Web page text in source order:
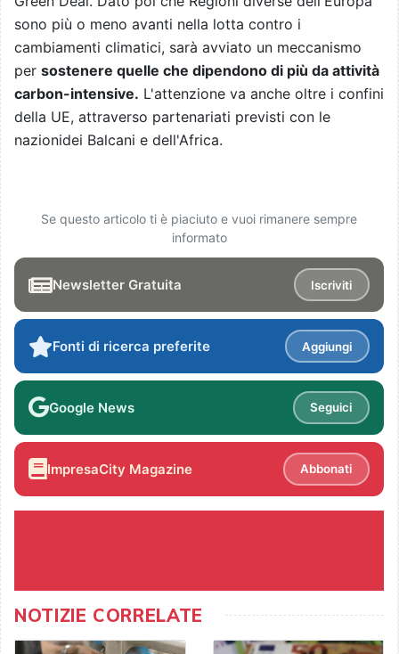
sono più o meno avanti nella lotta contro i
cambiamenti climatici, sarà avviato un meccanismo
per sostenere quelle che dipendono di più da attività
carbon-intensive. L'attenzione va anche oltre i confini
della UE, attraverso partenariati previsti con le
nazionidei Balcani e dell'Africa.
Se questo articolo ti è piaciuto e vuoi rimanere sempre
informato
Newsletter Gratuita Iscriviti
Fonti di ricerca preferite Aggiungi
Google News Seguici
ImpresaCity Magazine Abbonati
NOTIZIE CORRELATE